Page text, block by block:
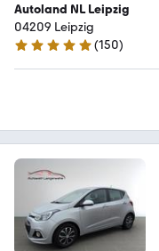
Autoland NL Leipzig
04209 Leipzig
4.8 Sterne
(150)